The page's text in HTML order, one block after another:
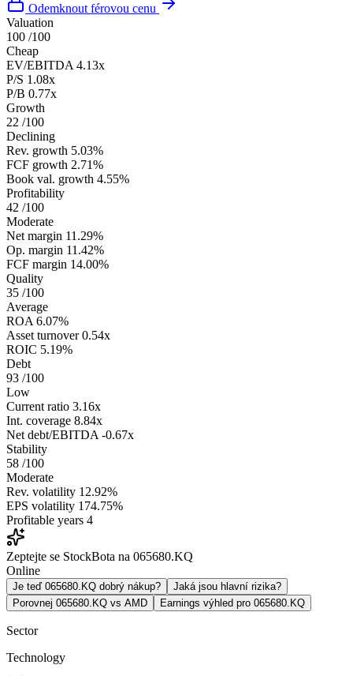
Odemknout férovou cenu
Valuation
100 /100
Cheap
EV/EBITDA 4.13x
P/S 1.08x
P/B 0.77x
Growth
22 /100
Declining
Rev. growth 5.03%
FCF growth 2.71%
Book val. growth 4.55%
Profitability
42 /100
Moderate
Net margin 11.29%
Op. margin 11.42%
FCF margin 14.00%
Quality
35 /100
Average
ROA 6.07%
Asset turnover 0.54x
ROIC 5.19%
Debt
93 /100
Low
Current ratio 3.16x
Int. coverage 8.84x
Net debt/EBITDA -0.67x
Stability
58 /100
Moderate
Rev. volatility 12.92%
EPS volatility 174.75%
Profitable years 4
Zeptejte se StockBota na 065680.KQ
Online
Je teď 065680.KQ dobrý nákup?
Jaká jsou hlavní rizika?
Porovnej 065680.KQ vs AMD
Earnings výhled pro 065680.KQ
Sector
Technology